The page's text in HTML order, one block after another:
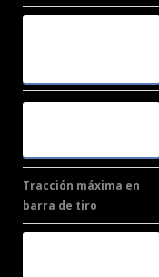
Tracción máxima en
barra de tiro